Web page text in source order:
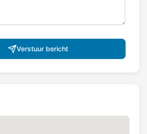
Verstuur bericht